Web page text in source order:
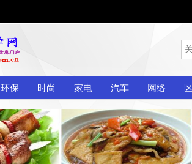
环保 时尚 家电 汽车 网络